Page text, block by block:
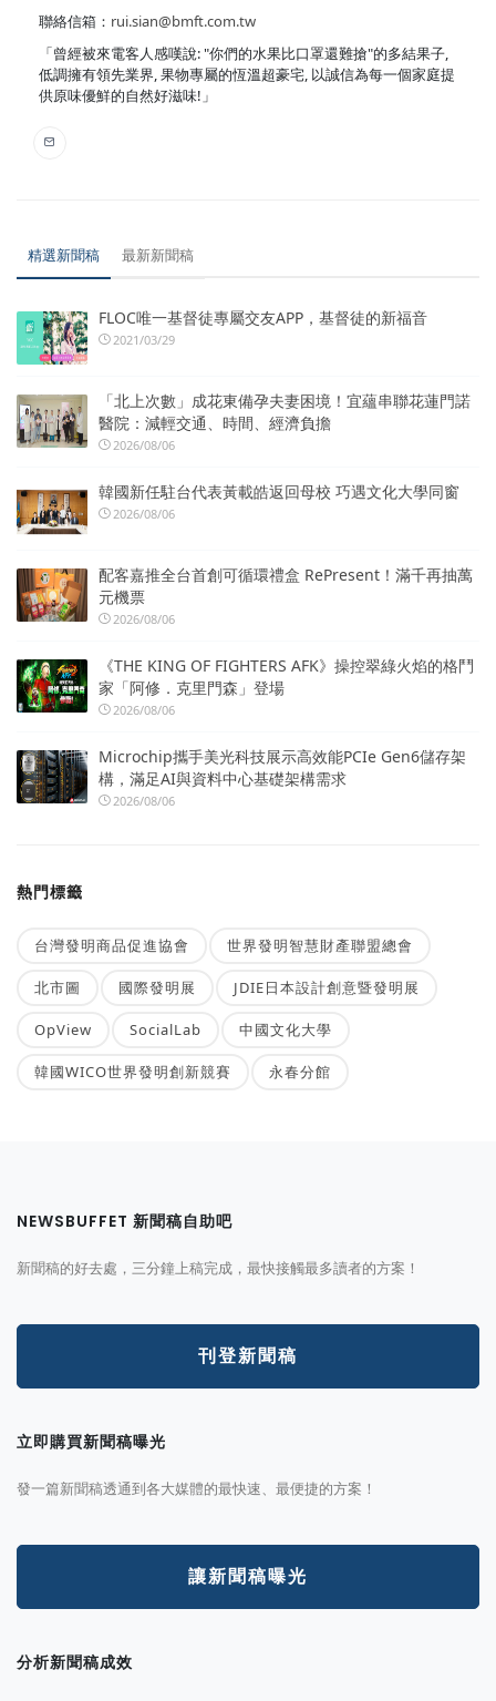
聯絡信箱： rui.sian@bmft.com.tw
「曾經被來電客人感嘆說: "你們的水果比口罩還難搶"的多結果子,
低調擁有領先業界, 果物專屬的恆溫超豪宅, 以誠信為每一個家庭提
供原味優鮮的自然好滋味!」
精選新聞稿 最新新聞稿
FLOC唯一基督徒專屬交友APP，基督徒的新福音
2021/03/29
「北上次數」成花東備孕夫妻困境！宜蘊串聯花蓮門諾
醫院：減輕交通、時間、經濟負擔
2026/08/06
韓國新任駐台代表黃載皓返回母校 巧遇文化大學同窗
2026/08/06
配客嘉推全台首創可循環禮盒 RePresent！滿千再抽萬
元機票
2026/08/06
《THE KING OF FIGHTERS AFK》操控翠綠火焰的格鬥
家「阿修．克里門森」登場
2026/08/06
Microchip攜手美光科技展示高效能PCIe Gen6儲存架
構，滿足AI與資料中心基礎架構需求
2026/08/06
熱門標籤
台灣發明商品促進協會 世界發明智慧財產聯盟總會
北市圖 國際發明展 JDIE日本設計創意暨發明展
OpView SocialLab 中國文化大學
韓國WICO世界發明創新競賽 永春分館
NEWSBUFFET 新聞稿自助吧
新聞稿的好去處，三分鐘上稿完成，最快接觸最多讀者的方案！
刊登新聞稿
立即購買新聞稿曝光
發一篇新聞稿透通到各大媒體的最快速、最便捷的方案！
讓新聞稿曝光
分析新聞稿成效